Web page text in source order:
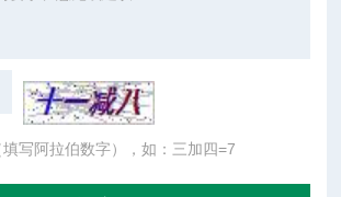
写阿拉伯数字），如：三加四=7